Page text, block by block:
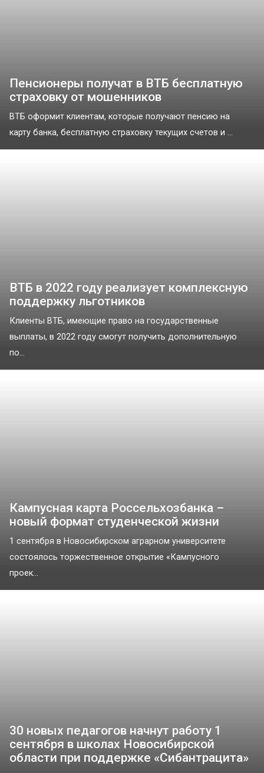
Пенсионеры получат в ВТБ бесплатную
страховку от мошенников
ВТБ оформит клиентам, которые получают пенсию на
карту банка, бесплатную страховку текущих счетов и ...
ВТБ в 2022 году реализует комплексную
поддержку льготников
Клиенты ВТБ, имеющие право на государственные
выплаты, в 2022 году смогут получить дополнительную
по...
Кампусная карта Россельхозбанка –
новый формат студенческой жизни
1 сентября в Новосибирском аграрном университете
состоялось торжественное открытие «Кампусного
проек...
30 новых педагогов начнут работу 1
сентября в школах Новосибирской
области при поддержке «Сибантрацита»